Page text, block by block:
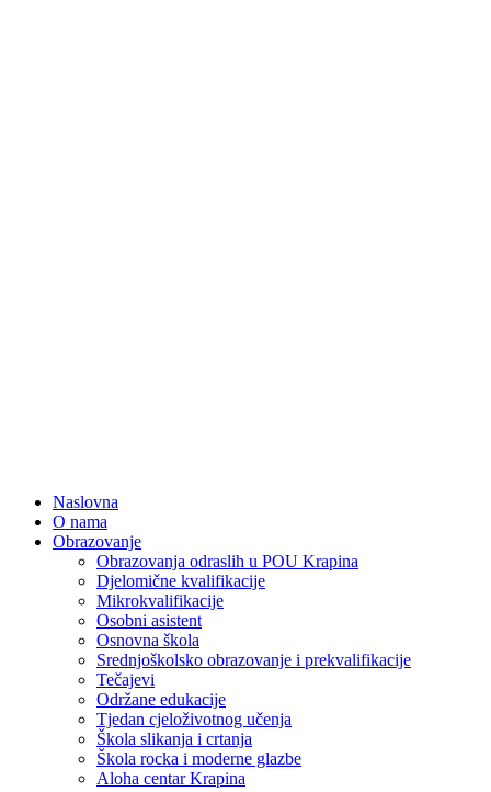
Naslovna
O nama
Obrazovanje
Obrazovanja odraslih u POU Krapina
Djelomične kvalifikacije
Mikrokvalifikacije
Osobni asistent
Osnovna škola
Srednjoškolsko obrazovanje i prekvalifikacije
Tečajevi
Održane edukacije
Tjedan cjeloživotnog učenja
Škola slikanja i crtanja
Škola rocka i moderne glazbe
Aloha centar Krapina